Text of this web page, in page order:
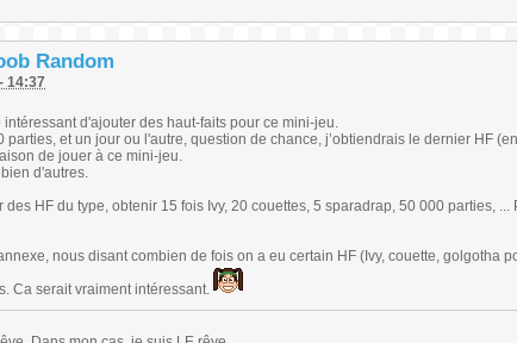
Random
14:37
d'ajouter des haut-faits pour ce mini-jeu.
et un jour ou l'autre, question de chance, j’obtiendrais le dernier HF
de jouer à ce mini-jeu.
d'autres.
des HF du type, obtenir 15 fois Ivy, 20 couettes, 5 sparadrap, 50 000 parties,
nous disant combien de fois on a eu certain HF (Ivy, couette, golgotha
Ca serait vraiment intéressant.